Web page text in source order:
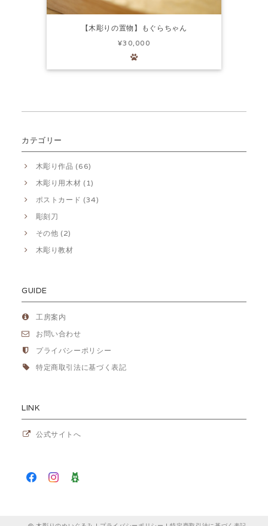
【木彫りの置物】もぐらちゃん
¥30,000
カテゴリー
木彫り作品 (66)
木彫り用木材 (1)
ポストカード (34)
彫刻刀
その他 (2)
木彫り教材
GUIDE
工房案内
お問い合わせ
プライバシーポリシー
特定商取引法に基づく表記
LINK
公式サイトへ